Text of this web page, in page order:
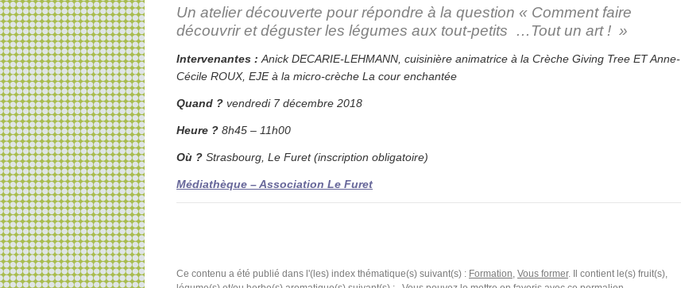
Un atelier découverte pour répondre à la question « Comment faire
découvrir et déguster les légumes aux tout-petits …Tout un art ! »
Intervenantes : Anick DECARIE-LEHMANN, cuisinière animatrice à la Crèche Giving Tree ET Anne-
Cécile ROUX, EJE à la micro-crèche La cour enchantée
Quand ? vendredi 7 décembre 2018
Heure ? 8h45 – 11h00
Où ? Strasbourg, Le Furet (inscription obligatoire)
Médiathèque – Association Le Furet
Ce contenu a été publié dans l'(les) index thématique(s) suivant(s) : Formation, Vous former. Il contient le(s) fruit(s),